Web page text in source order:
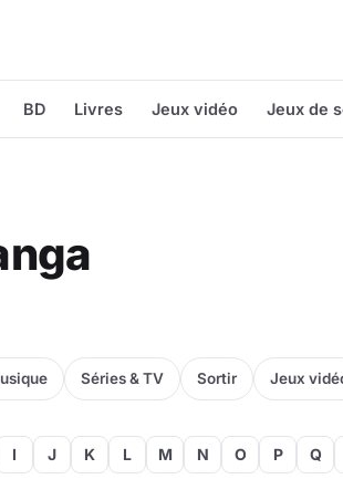
BD Livres Jeux vidéo Jeux de
Séries & TV Sortir Jeux
I J K L M N O P Q